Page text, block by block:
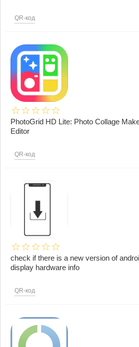
QR-код
PhotoGrid HD Lite: Photo Collage
Editor
QR-код
check if there is a new version of
display hardware info
QR-код